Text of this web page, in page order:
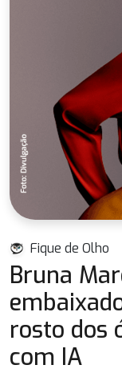
Fique de Olho
Bruna
rosto dos
com IA